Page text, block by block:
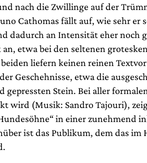
nach die Zwillinge auf der
Cathomas fällt auf, wie sehr er
dadurch an Intensität eher noch
etwa bei den seltenen
liefern keinen reinen
Geschehnisse, etwa die
gepressten Stein. Bei aller
wird (Musik: Sandro Tajouri),
in einer zunehmend
ist das Publikum, dem das im